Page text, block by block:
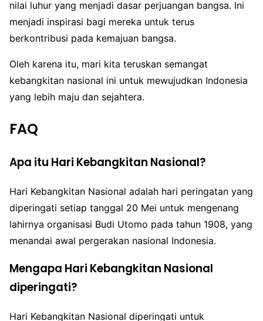
nilai luhur yang menjadi dasar perjuangan bangsa. Ini
menjadi inspirasi bagi mereka untuk terus
berkontribusi pada kemajuan bangsa.
Oleh karena itu, mari kita teruskan semangat
kebangkitan nasional ini untuk mewujudkan Indonesia
yang lebih maju dan sejahtera.
FAQ
Apa itu Hari Kebangkitan Nasional?
Hari Kebangkitan Nasional adalah hari peringatan yang
diperingati setiap tanggal 20 Mei untuk mengenang
lahirnya organisasi Budi Utomo pada tahun 1908, yang
menandai awal pergerakan nasional Indonesia.
Mengapa Hari Kebangkitan Nasional
diperingati?
Hari Kebangkitan Nasional diperingati untuk